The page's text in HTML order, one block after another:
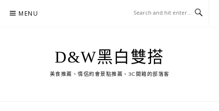
MENU
D&W黑白雙搭
美食推薦、情侶約會景點推薦、3C開箱的部落客